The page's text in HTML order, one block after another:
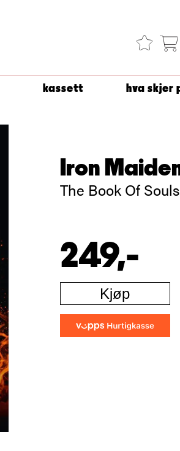
kassett hva skjer
Iron
The Book Of
249,-
Kjøp